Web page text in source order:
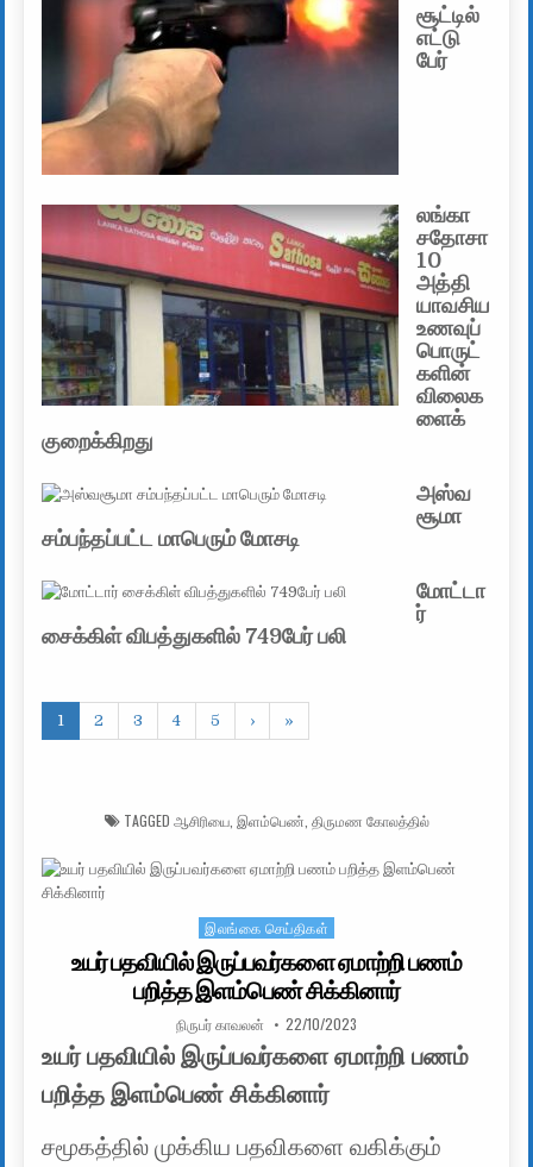
சூட்டில்
எட்டு
பேர்
லங்கா
சதோசா
10
அத்தி
யாவசிய
உணவுப்
பொருட்
களின்
விலைக
ளைக்
குறைக்கிறது
அஸ்வ
சூமா
சம்பந்தப்பட்ட மாபெரும் மோசடி
மோட்டா
ர்
சைக்கிள் விபத்துகளில் 749பேர் பலி
1 2 3 4 5 › »
TAGGED ஆசிரியை, இளம்பெண் திருமண கோலத்தில்
Posted in
இலங்கை செய்திகள்
உயர் பதவியில் இருப்பவர்களை ஏமாற்றி பணம்
பறித்த இளம்பெண் சிக்கினார்
AUTHOR:
நிருபர் காவலன் PUBLISHED DATE:
22/10/2023
உயர் பதவியில் இருப்பவர்களை ஏமாற்றி பணம்
பறித்த இளம்பெண் சிக்கினார்
சமூகத்தில் முக்கிய பதவிகளை வகிக்கும்